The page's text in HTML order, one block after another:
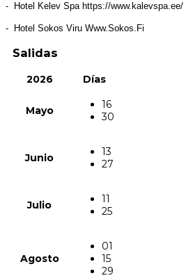
- Hotel Kelev Spa https://www.kalevspa.ee/
- Hotel Sokos Viru Www.Sokos.Fi
Salidas
2026 Días
Mayo
16
30
Junio
13
27
Julio
11
25
Agosto
01
15
29